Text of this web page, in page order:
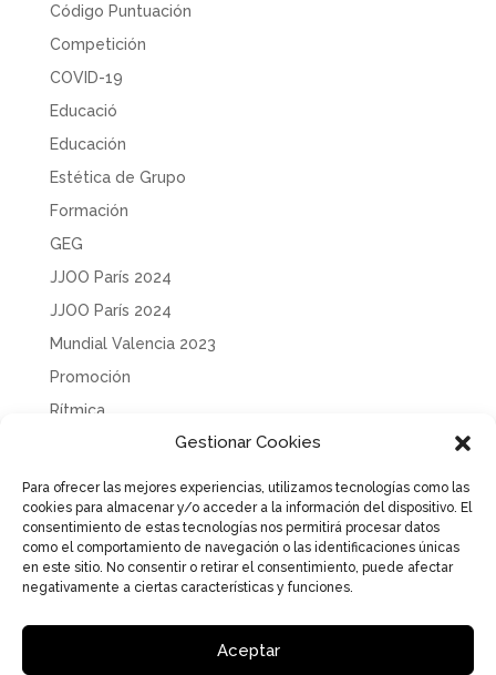
Gestionar Cookies
Para ofrecer las mejores experiencias, utilizamos tecnologías como las
cookies para almacenar y/o acceder a la información del dispositivo. El
consentimiento de estas tecnologías nos permitirá procesar datos
como el comportamiento de navegación o las identificaciones únicas
en este sitio. No consentir o retirar el consentimiento, puede afectar
negativamente a ciertas características y funciones.
Aceptar
Código Puntuación
Competición
COVID-19
Educació
Educación
Estética de Grupo
Formación
GEG
JJOO París 2024
JJOO París 2024
Mundial Valencia 2023
Promoción
Rítmica
Tecnificación
Uncategorized
Política de Privacidad